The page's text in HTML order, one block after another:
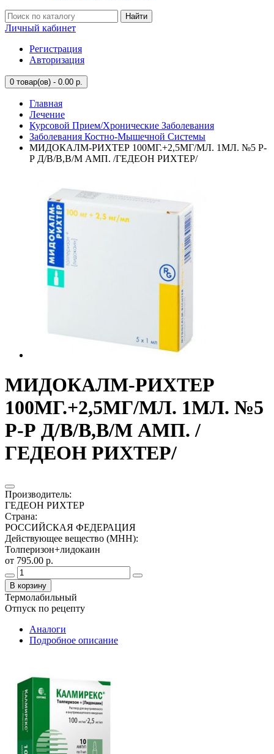
Найти
Личный кабинет
Регистрация
Авторизация
0 товар(ов) - 0.00 р.
Главная
Лечение
Курсовой Прием/Хронические Заболевания
Заболевания Костно-Мышечной Системы
МИДОКАЛМ-РИХТЕР 100МГ.+2,5МГ/МЛ. 1МЛ. №5 Р-
Р Д/В/В,В/М АМП. /ГЕДЕОН РИХТЕР/
МИДОКАЛМ-РИХТЕР
100МГ.+2,5МГ/МЛ. 1МЛ. №5
Р-Р Д/В/В,В/М АМП. /
ГЕДЕОН РИХТЕР/
Производитель:
ГЕДЕОН РИХТЕР
Страна:
РОССИЙСКАЯ ФЕДЕРАЦИЯ
Действующее вещество (МНН):
Толперизон+лидокаин
от 795.00 р.
В корзину
Термолабильный
Отпуск по рецепту
Аналоги
Подробное описание